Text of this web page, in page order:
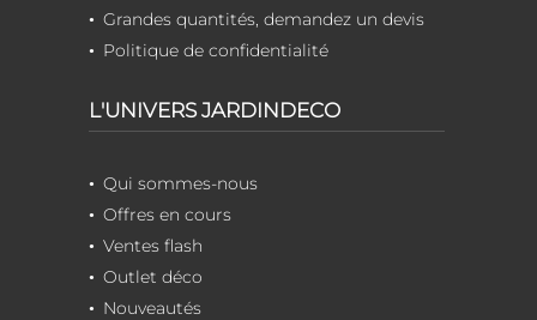
Grandes quantités, demandez un devis
Politique de confidentialité
L'UNIVERS JARDINDECO
Qui sommes-nous
Offres en cours
Ventes flash
Outlet déco
Nouveautés